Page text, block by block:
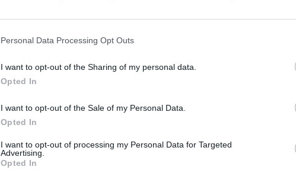
Personal Data Processing Opt Outs
I want to opt-out of the Sharing of my personal data.
Opted In
I want to opt-out of the Sale of my Personal Data.
Opted In
I want to opt-out of processing my Personal Data for Targeted
Advertising.
Opted In